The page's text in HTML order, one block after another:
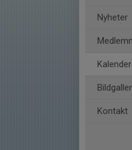
Nyheter
Kalender
Kontakt